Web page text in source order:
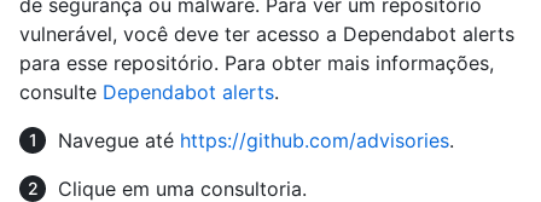
vulnerável, você deve ter acesso a Dependabot alerts
para esse repositório. Para obter mais informações,
consulte Dependabot alerts.
Navegue até https://github.com/advisories.
Clique em uma consultoria.